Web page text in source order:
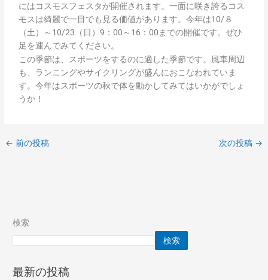
にはコスモスフェスタが開催されます。一面に咲き誇るコス
モスは綺麗で一目でも見る価値があります。今年は10/８
（土）～10/23（日）9：00～16：00までの開催です。ぜひ
足を運んでみてください。
この季節は、スポーツをするのに適した季節です。風車周辺
も、ランニングやサイクリングが盛んにおこなわれていま
す。今年はスポーツの秋で体を動かしてみてはいかがでしょ
うか！
← 前の投稿 次の投稿 →
検索
検索
最新の投稿